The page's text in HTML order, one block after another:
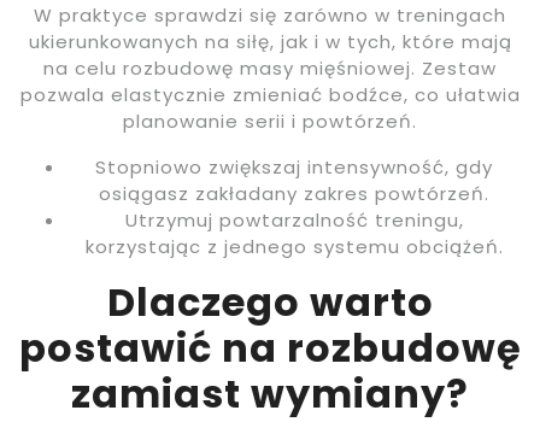
W praktyce sprawdzi się zarówno w treningach
ukierunkowanych na siłę, jak i w tych, które mają
na celu rozbudowę masy mięśniowej. Zestaw
pozwala elastycznie zmieniać bodźce, co ułatwia
planowanie serii i powtórzeń.
Stopniowo zwiększaj intensywność, gdy
osiągasz zakładany zakres powtórzeń.
Utrzymuj powtarzalność treningu,
korzystając z jednego systemu obciążeń.
Dlaczego warto
postawić na rozbudowę
zamiast wymiany?